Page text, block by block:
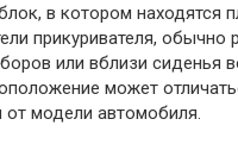
в котором находятся
прикуривателя, обычно
или вблизи сиденья
может
от модели автомобиля.